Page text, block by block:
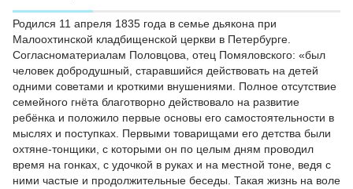
Родился 11 апреля 1835 года в семье дьякона при
Малоохтинской кладбищенской церкви в Петербурге.
Согласноматериалам Половцова, отец Помяловского: «был
человек добродушный, старавшийся действовать на детей
одними советами и кроткими внушениями. Полное отсутствие
семейного гнёта благотворно действовало на развитие
ребёнка и положило первые основы его самостоятельности в
мыслях и поступках. Первыми товарищами его детства были
охтяне-тонщики, с которыми он по целым дням проводил
время на гонках, с удочкой в руках и на местной тоне, ведя с
ними частые и продолжительные беседы. Такая жизнь на воле